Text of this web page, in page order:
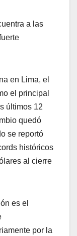
a las
en Lima, el
el principal
últimos 12
quedó
se reportó
históricos
al cierre
es el
por la